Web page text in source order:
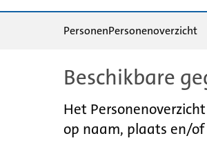
PersonenPersonenoverzicht
Beschikbare
Het
op naam, plaats en/